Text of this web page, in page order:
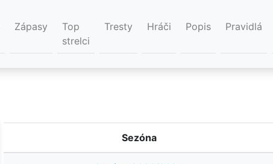
Zápasy
Top
strelci
Tresty Hráči Popis Pravidlá
Sezóna